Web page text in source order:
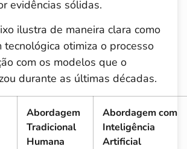
evidências sólidas.
ilustra de maneira clara como
tecnológica otimiza o processo
com os modelos que o
durante as últimas décadas.
Abordagem
Tradicional
Humana
Abordagem com
Inteligência
Artificial